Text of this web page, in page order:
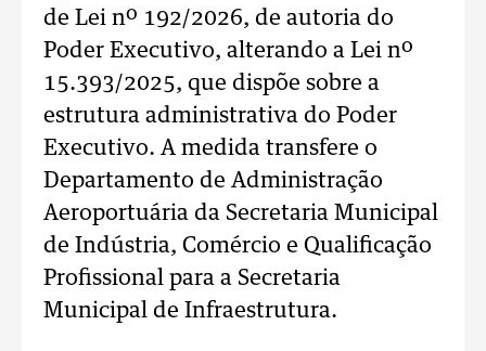
de Lei nº 192/2026, de autoria do
Poder Executivo, alterando a Lei nº
15.393/2025, que dispõe sobre a
estrutura administrativa do Poder
Executivo. A medida transfere o
Departamento de Administração
Aeroportuária da Secretaria Municipal
de Indústria, Comércio e Qualificação
Profissional para a Secretaria
Municipal de Infraestrutura.